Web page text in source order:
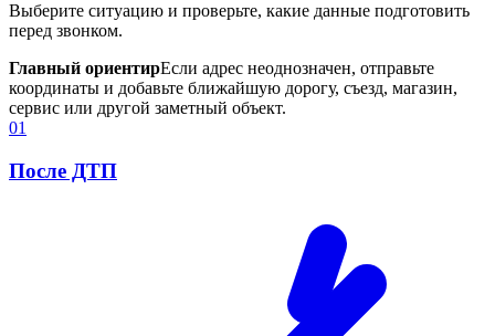
Выберите ситуацию и проверьте, какие данные подготовить
перед звонком.
Главный ориентирЕсли адрес неоднозначен, отправьте
координаты и добавьте ближайшую дорогу, съезд, магазин,
сервис или другой заметный объект.
01
После ДТП